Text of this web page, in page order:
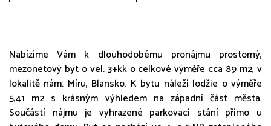
Nabízíme Vám k dlouhodobému pronájmu prostorný,
mezonetový byt o vel. 3+kk o celkové výměře cca 89 m2, v
lokalitě nám. Míru, Blansko. K bytu náleží lodžie o výměře
5,41 m2 s krásným výhledem na západní část města.
Součástí nájmu je vyhrazené parkovací stání přímo u